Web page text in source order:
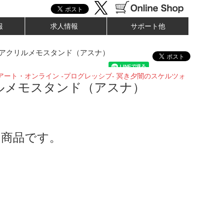
求人情報 サポート他
リルメモスタンド（アスナ）
ート・オンライン -プログレッシブ- 冥き夕闇のスケルツォ
メモスタンド（アスナ）
品です。